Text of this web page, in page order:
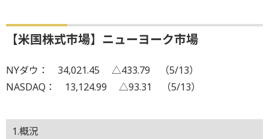
【米国株式市場】ニューヨーク市場
NYダウ： 34,021.45 △433.79 （5/13）
NASDAQ： 13,124.99 △93.31 （5/13）
1.概況